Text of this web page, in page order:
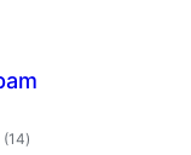
(14valoracións
totais
)